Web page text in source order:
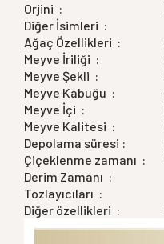
Orjini :
Diğer İsimleri :
Ağaç Özellikleri :
Meyve İriliği :
Meyve Şekli :
Meyve Kabuğu :
Meyve İçi :
Meyve Kalitesi :
Depolama süresi :
Çiçeklenme zamanı :
Derim Zamanı :
Tozlayıcıları :
Diğer özellikleri :